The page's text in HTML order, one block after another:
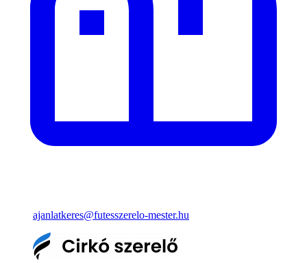
ajanlatkeres@futesszerelo-mester.hu